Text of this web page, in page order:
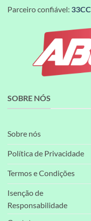
Parceiro confiável: 33CC
SOBRE NÓS
Sobre nós
Política de Privacidade
Termos e Condições
Isenção de
Responsabilidade